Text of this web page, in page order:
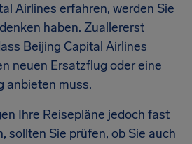
Airlines erfahren, werden Sie
haben. Zuallererst
Beijing Capital Airlines
neuen Ersatzflug oder eine
anbieten muss.
Ihre Reisepläne jedoch fast
sollten Sie prüfen, ob Sie auch